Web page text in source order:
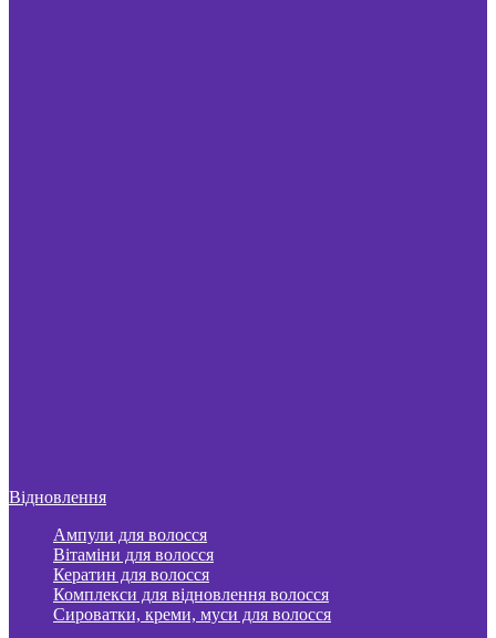
Відновлення
Ампули для волосся
Вітаміни для волосся
Кератин для волосся
Комплекси для відновлення волосся
Сироватки, креми, муси для волосся